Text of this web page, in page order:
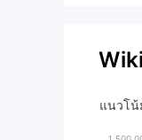
แนวโน้